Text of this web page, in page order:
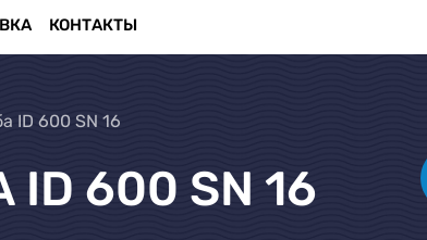
КОНТАКТЫ
ID 600 SN 16
600 SN 16